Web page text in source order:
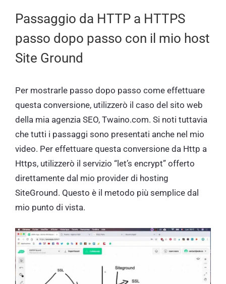
Passaggio da HTTP a HTTPS
passo dopo passo con il mio host
Site Ground
Per mostrarle passo dopo passo come effettuare
questa conversione, utilizzerò il caso del sito web
della mia agenzia SEO, Twaino.com. Si noti tuttavia
che tutti i passaggi sono presentati anche nel mio
video. Per effettuare questa conversione da Http a
Https, utilizzerò il servizio “let’s encrypt” offerto
direttamente dal mio provider di hosting
SiteGround. Questo è il metodo più semplice dal
mio punto di vista.